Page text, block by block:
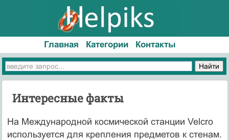
Главная Категории Контакты
Интересные факты
На Международной космической станции Velcro
используется для крепления предметов к стенам.